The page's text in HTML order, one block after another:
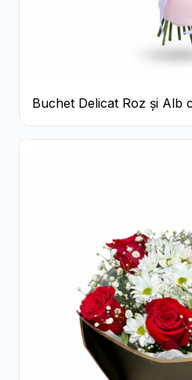
Buchet Delicat Roz și Alb
Trandafiri și Lisianthus